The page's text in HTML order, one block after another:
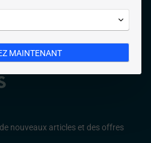
nouveaux articles et des offres
MAINTENANT